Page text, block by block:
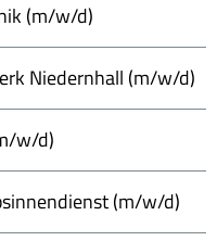
(m/w/d)
Niedernhall (m/w/d)
w/d)
(m/w/d)